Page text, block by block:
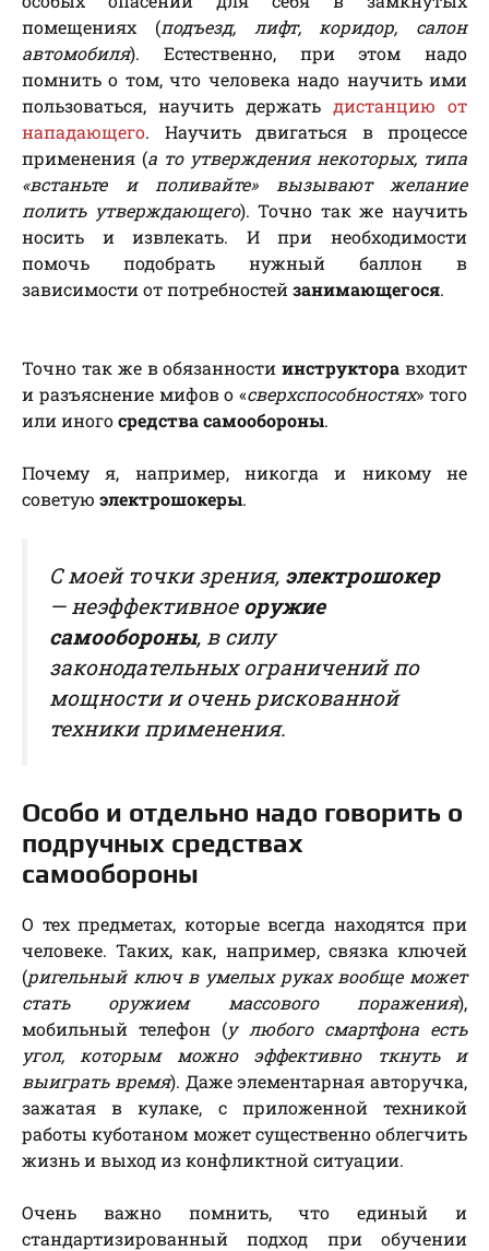
помещениях (подъезд, лифт, коридор, салон
автомобиля). Естественно, при этом надо
помнить о том, что человека надо научить ими
пользоваться, научить держать дистанцию от
нападающего. Научить двигаться в процессе
применения (а то утверждения некоторых, типа
«встаньте и поливайте» вызывают желание
полить утверждающего). Точно так же научить
носить и извлекать. И при необходимости
помочь подобрать нужный баллон в
зависимости от потребностей занимающегося.
Точно так же в обязанностиинструктора входит
и разъяснение мифов о «сверхспособностях» того
или иногосредства самообороны.
Почему я, например, никогда и никому не
советую электрошокеры.
С моей точки зрения, электрошокер
— неэффективное оружие
самообороны, в силу
законодательных ограничений по
мощности и очень рискованной
техники применения.
Особо и отдельно надо говорить о
подручных средствах
самообороны
О тех предметах, которые всегда находятся при
человеке. Таких, как, например, связка ключей
(ригельный ключ в умелых руках вообще может
стать оружием массового поражения),
мобильный телефон (у любого смартфона есть
угол, которым можно эффективно ткнуть и
выиграть время). Даже элементарная авторучка,
зажатая в кулаке, с приложенной техникой
работы куботаном может существенно облегчить
жизнь и выход из конфликтной ситуации.
Очень важно помнить, что единый и
стандартизированный подход при обучении